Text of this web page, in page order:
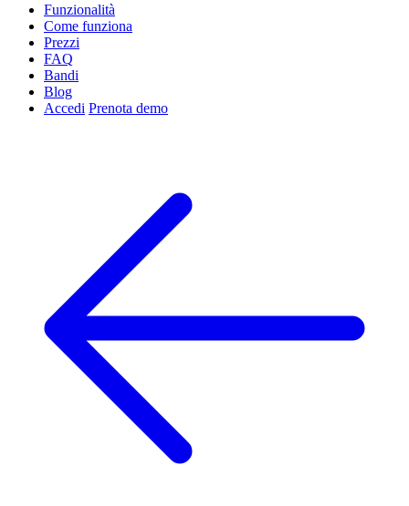
Funzionalità
Come funziona
Prezzi
FAQ
Bandi
Blog
Accedi Prenota demo